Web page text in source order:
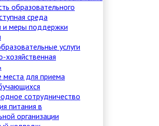
образовательного
среда
и меры поддержки
услуги
хозяйственная
места для приема
сотрудничество
питания в
организации